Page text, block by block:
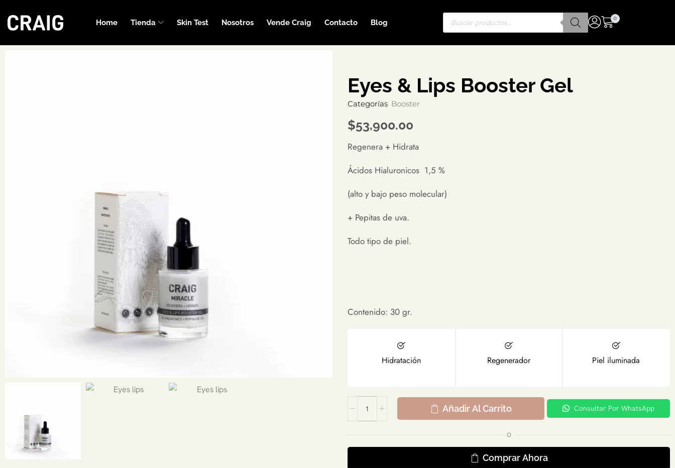
Home Tienda Skin Test Nosotros Vende Craig Contacto Blog 0
Eyes & Lips Booster Gel
Categorías Booster
$53,900.00
Regenera + Hidrata
Ácidos Hialuronicos 1,5 %
(alto y bajo peso molecular)
+ Pepitas de uva.
Todo tipo de piel.
Contenido: 30 gr.
Hidratación Regenerador Piel iluminada
Añadir Al Carrito Consultar Por WhatsApp
O
Comprar Ahora